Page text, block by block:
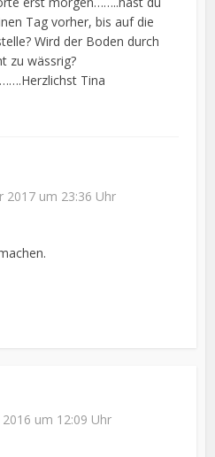
Tag vorher, bis auf die
Wird der Boden durch
zu wässrig?
Tina
2017 um 23:36 Uhr
um 12:09 Uhr